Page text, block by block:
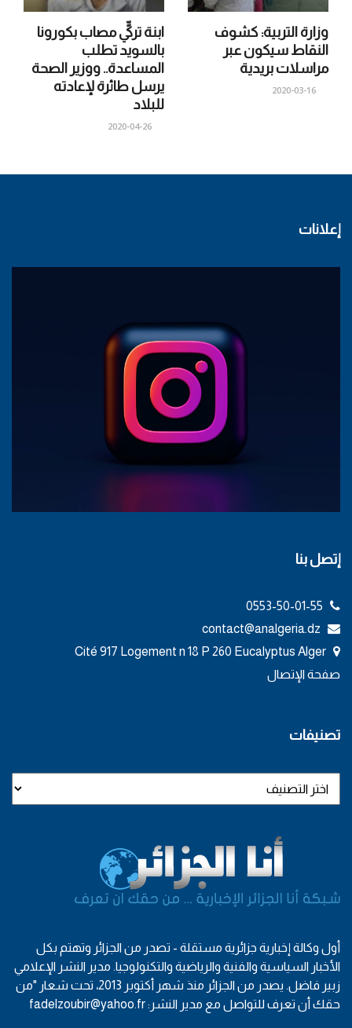
ابنة تركيٍّ مصاب بكورونا
بالسويد تطلب
المساعدة.. ووزير الصحة
يرسل طائرة لإعادته
للبلاد
2020-04-26
وزارة التربية: كشوف
النقاط سيكون عبر
مراسلات بريدية
2020-03-16
إعلانات
إتصل بنا
صفحة الإتصال
تصنيفات
أول وكالة إخبارية جزائرية مستقلة - تصدر من الجزائر وتهتم بكل
الأخبار السياسية والفنية والرياضية والتكنولوجيا. مدير النشر الإعلامي
زبير فاضل. يصدر من الجزائر منذ شهر أكتوبر 2013، تحت شعار "من
حقك أن تعرف للتواصل مع مدير النشر: fadelzoubir@yahoo.fr